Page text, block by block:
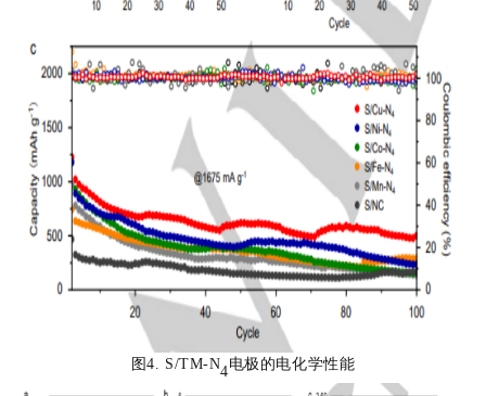
图4. S/TM-N4电极的电化学性能